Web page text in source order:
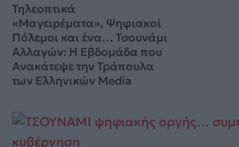
Τηλεοπτικά
«Μαγειρέματα», Ψηφιακοί
Πόλεμοι και ένα… Τσουνάμι
Αλλαγών: Η Εβδομάδα που
Ανακάτεψε την Τράπουλα
των Ελληνικών Media